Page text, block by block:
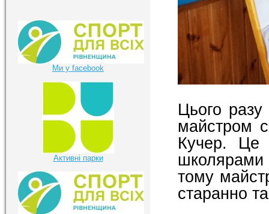
Цього разу
майстром
Кучер. Це
тому
старанно
Ми у facebook
Активні парки